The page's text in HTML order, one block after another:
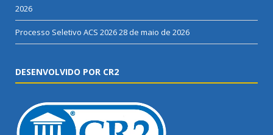
2026
Processo Seletivo ACS 202628 de maio de 2026
DESENVOLVIDO POR CR2